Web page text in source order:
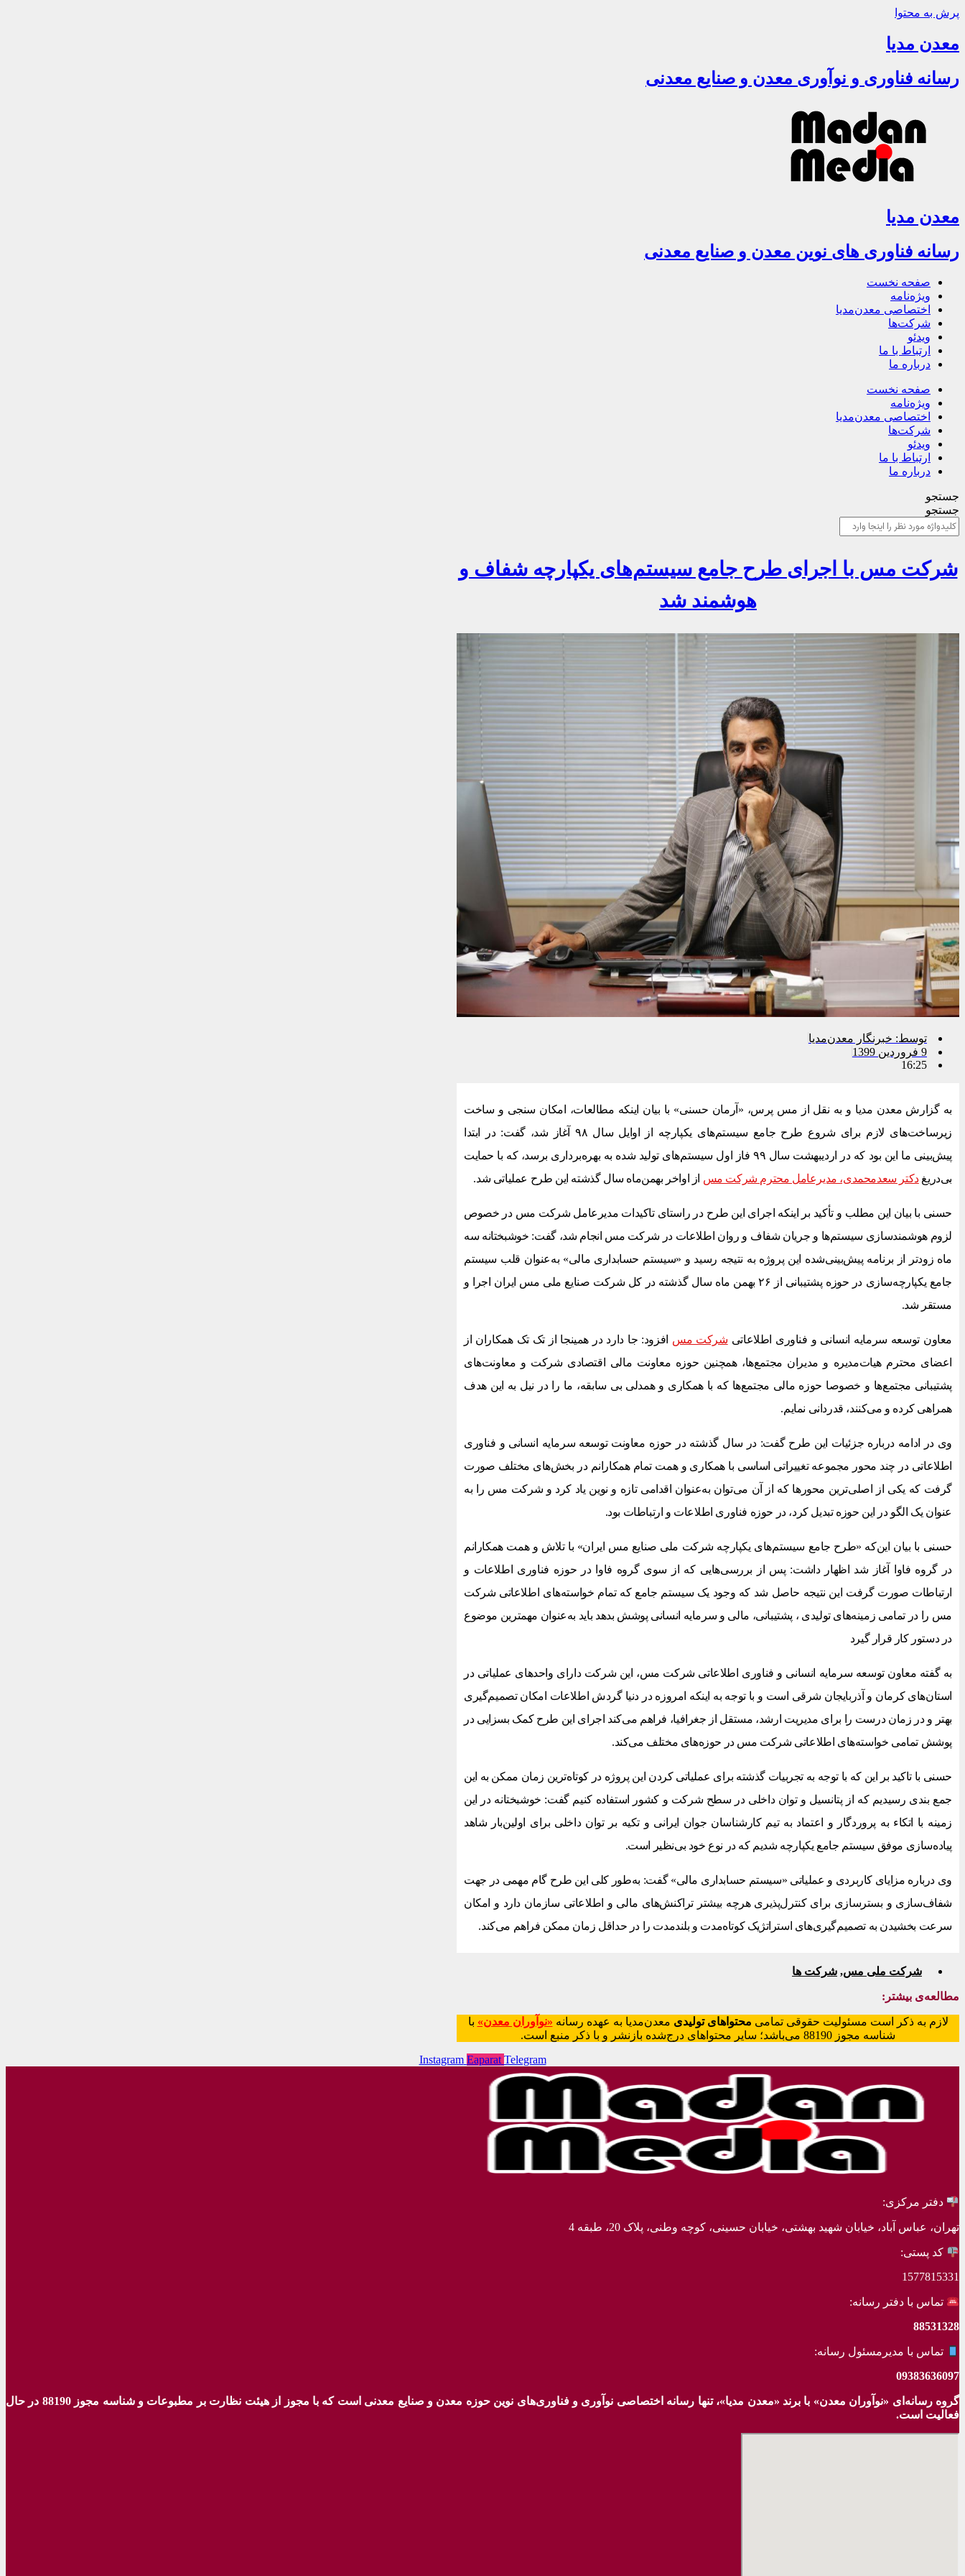
پرش به محتوا
معدن مدیا
رسانه فناوری و نوآوری معدن و صنایع معدنی
معدن مدیا
رسانه فناوری های نوین معدن و صنایع معدنی
صفحه نخست
ویژه‌نامه
اختصاصی معدن‌مدیا
شرکت‌ها
ویدئو
ارتباط با ما
درباره ما
صفحه نخست
ویژه‌نامه
اختصاصی معدن‌مدیا
شرکت‌ها
ویدئو
ارتباط با ما
درباره ما
جستجو
جستجو
شرکت مس با اجرای طرح جامع سیستم‌های یکپارچه شفاف و
هوشمند شد
توسط: خبرنگار معدن‌مدیا
9 فروردین 1399
16:25
به گزارش معدن مدیا و به نقل از مس پرس، «آرمان حسنی» با بیان اینکه مطالعات، امکان سنجی و ساخت
زیرساخت‌های لازم برای شروع طرح جامع سیستم‌های یکپارچه از اوایل سال ۹۸ آغاز شد، گفت: در ابتدا
پیش‌بینی ما این بود که در اردیبهشت سال ۹۹ فاز اول سیستم‌‌های تولید شده به بهره‌برداری برسد، که با حمایت
بی‌دریغدکتر سعدمحمدی، مدیرعامل محترم شرکت مس از اواخر بهمن‌ماه سال گذشته این طرح عملیاتی شد.
حسنی با بیان این مطلب و تأکید بر اینکه اجرای این طرح در راستای تاکیدات مدیرعامل شرکت مس در خصوص
لزوم هوشمندسازی سیستم‌ها و جریان شفاف و روان اطلاعات در شرکت مس انجام شد، گفت: خوشبختانه سه
ماه زودتر از برنامه پیش‌بینی‌شده این پروژه به نتیجه رسید و «سیستم حسابداری مالی» به‌عنوان قلب سیستم
جامع یکپارچه‌سازی در حوزه پشتیبانی از ۲۶ بهمن ماه سال گذشته در کل شرکت صنایع ملی مس ایران اجرا و
مستقر شد.
معاون توسعه سرمایه انسانی و فناوری اطلاعاتی شرکت مس افزود: جا دارد در همینجا از تک تک همکاران از
اعضای محترم هیات‌مدیره و مدیران مجتمع‌ها، همچنین حوزه معاونت مالی اقتصادی شرکت و معاونت‌های
پشتیبانی مجتمع‌ها و خصوصا حوزه مالی مجتمع‌ها که با همکاری و همدلی بی سابقه، ما را در نیل به این هدف
همراهی کرده و می‌کنند، قدردانی نمایم.
وی در ادامه درباره جزئیات این طرح گفت: در سال گذشته در حوزه معاونت توسعه سرمایه انسانی و فناوری
اطلاعاتی در چند محور مجموعه تغییراتی اساسی با همکاری و همت تمام همکارانم در بخش‌های مختلف صورت
گرفت که یکی از اصلی‌ترین محورها که از آن می‌توان به‌عنوان اقدامی تازه و نوین یاد کرد و شرکت مس را به
عنوان یک الگو در این حوزه تبدیل کرد، در حوزه فناوری اطلاعات و ارتباطات بود.
حسنی با بیان این‌که «طرح جامع سیستم‌های یکپارچه شرکت ملی صنایع مس ایران» با تلاش و همت همکارانم
در گروه فاوا آغاز شد اظهار داشت: پس از بررسی‌هایی که از سوی گروه فاوا در حوزه فناوری اطلاعات و
ارتباطات صورت گرفت این نتیجه حاصل شد که وجود یک سیستم جامع که تمام خواسته‌های اطلاعاتی شرکت
مس را در تمامی زمینه‌های تولیدی ، پشتیبانی، مالی و سرمایه انسانی پوشش بدهد باید به‌عنوان مهمترین موضوع
در دستور کار قرار گیرد
به گفته معاون توسعه سرمایه انسانی و فناوری اطلاعاتی شرکت مس، این شرکت دارای واحدهای عملیاتی در
استان‌های کرمان و آذربایجان شرقی است و با توجه به اینکه امروزه در دنیا گردش اطلاعات امکان تصمیم‌گیری
بهتر و در زمان درست را برای مدیریت ارشد، مستقل از جغرافیا، فراهم می‌کند اجرای این طرح کمک بسزایی در
پوشش تمامی خواسته‌های اطلاعاتی شرکت مس در حوزه‌های مختلف می‌کند.
حسنی با تاکید بر این که با توجه به تجربیات گذشته برای عملیاتی کردن این پروژه در کوتاه‌ترین زمان ممکن به این
جمع بندی رسیدیم که از پتانسیل و توان داخلی در سطح شرکت و کشور استفاده کنیم گفت: خوشبختانه در این
زمینه با اتکاء به پروردگار و اعتماد به تیم کارشناسان جوان ایرانی و تکیه بر توان داخلی برای اولین‌بار شاهد
پیاده‌سازی موفق سیستم جامع یکپارچه شدیم که در نوع خود بی‌نظیر است.
وی درباره مزایای کاربردی و عملیاتی «سیستم حسابداری مالی» گفت: به‌طور کلی این طرح گام مهمی در جهت
شفاف‌سازی و بسترسازی برای کنترل‌پذیری هرچه بیشتر تراکنش‌های مالی و اطلاعاتی سازمان دارد و امکان
سرعت بخشیدن به تصمیم‌گیری‌های استراتژیک کوتاه‌مدت و بلندمدت را در حداقل زمان ممکن فراهم می‌کند.
شرکت ملی مس, شرکت ها
مطالعه‌ی بیشتر:
لازم به ذکر است مسئولیت حقوقی تمامی محتواهای تولیدی معدن‌مدیا به عهده رسانه «نوآوران معدن» با
شناسه مجوز 88190 می‌باشد؛ سایر محتواهای درج‌شده بازنشر و با ذکر منبع است.
Instagram Eaparat Telegram
دفتر مرکزی:
تهران، عباس آباد، خیابان شهید بهشتی، خیابان حسینی، کوچه وطنی، پلاک 20، طبقه 4
کد پستی:
1577815331
تماس با دفتر رسانه:
88531328
تماس با مدیرمسئول رسانه:
09383636097
گروه رسانه‌ای «نوآوران معدن» با برند «معدن مدیا»، تنها رسانه اختصاصی نوآوری و فناوری‌های نوین حوزه معدن و صنایع معدنی‌ است که با مجوز از هیئت نظارت بر مطبوعات
و شناسه مجوز 88190 در حال
فعالیت است.